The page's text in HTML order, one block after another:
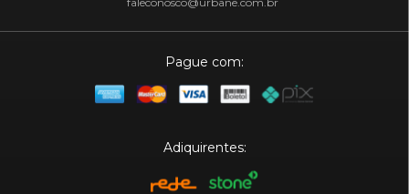
Pague com:
Adiquirentes: